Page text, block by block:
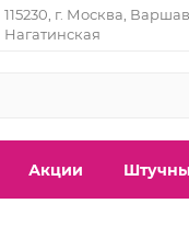
115230, г. Москва,
Нагатинская
Акции